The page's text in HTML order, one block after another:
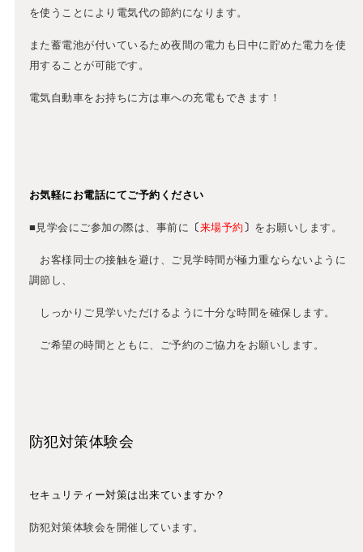
を使うことにより電気代の節約になります。
また蓄電池が付いているため夜間の電力も日中に貯めた電力を使
用することが可能です。
電気自動車をお持ちに方は車への充電もできます！
お気軽にお電話にてご予約ください
■見学会にご参加の際は、事前に 〔 来場予約 〕 をお願いします。
お客様同士の接触を避け、ご見学時間が極力重ならないように
調節し、
しっかりご見学いただけるように十分な時間を確保します。
ご希望の時間とともに、ご予約のご協力をお願いします。
防犯対策体験会
セキュリティー対策は出来ていますか？
防犯対策体験会を開催しています。